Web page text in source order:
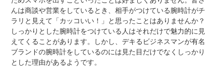
んは商談や営業をしているとき、相手がつけている腕時計がチ
ラリと見えて「カッコいい！」と思ったことはありませんか？
しっかりとした腕時計をつけている人はそれだけで魅力的に見
えてくることがあります。しかし、デキるビジネスマンが有名
ブランドの腕時計をしているのには見た目だけでなくしっかり
とした理由があるようです。